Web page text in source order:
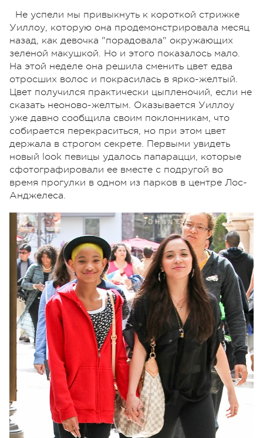
Не успели мы привыкнуть к короткой стрижке
Уиллоу, которую она продемонстрировала месяц
назад, как девочка "порадовала" окружающих
зеленой макушкой. Но и этого показалось мало.
На этой неделе она решила сменить цвет едва
отросших волос и покрасилась в ярко-желтый.
Цвет получился практически цыпленочий, если не
сказать неоново-желтым. Оказывается Уиллоу
уже давно сообщила своим поклонникам, что
собирается перекраситься, но при этом цвет
держала в строгом секрете. Первыми увидеть
новый look певицы удалось папарацци, которые
сфотографировали ее вместе с подругой во
время прогулки в одном из парков в центре Лос-
Анджелеса.